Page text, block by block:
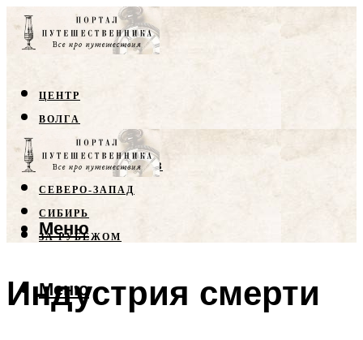
ЦЕНТР
ВОЛГА
КРЫМ
СЕВЕРНЫЙ КАВКАЗ
СЕВЕРО-ЗАПАД
СИБИРЬ
ЗА РУБЕЖОМ
Меню
Меню
Индустрия смерти